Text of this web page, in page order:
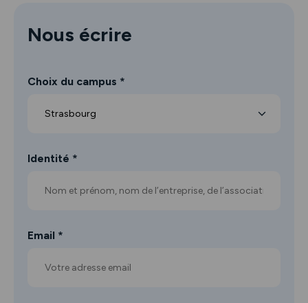
Nous écrire
Choix du campus *
Identité *
Email *